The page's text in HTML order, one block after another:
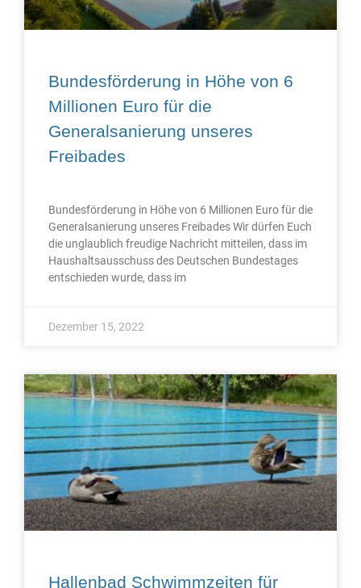
Bundesförderung in Höhe von 6
Millionen Euro für die
Generalsanierung unseres
Freibades
Bundesförderung in Höhe von 6 Millionen Euro für die
Generalsanierung unseres Freibades Wir dürfen Euch
die unglaublich freudige Nachricht mitteilen, dass im
Haushaltsausschuss des Deutschen Bundestages
entschieden wurde, dass im
Dezember 15, 2022
Hallenbad Schwimmzeiten für